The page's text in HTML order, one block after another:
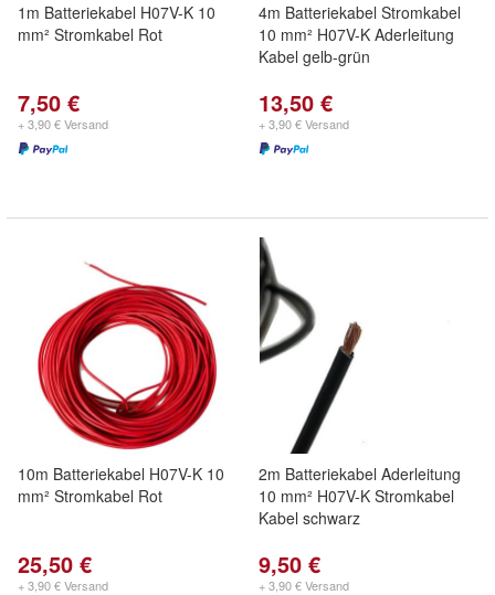
1m Batteriekabel H07V-K 10
mm² Stromkabel Rot
7,50 €
+ 3,90 € Versand
4m Batteriekabel Stromkabel
10 mm² H07V-K Aderleitung
Kabel gelb-grün
13,50 €
+ 3,90 € Versand
10m Batteriekabel H07V-K 10
mm² Stromkabel Rot
25,50 €
+ 3,90 € Versand
2m Batteriekabel Aderleitung
10 mm² H07V-K Stromkabel
Kabel schwarz
9,50 €
+ 3,90 € Versand